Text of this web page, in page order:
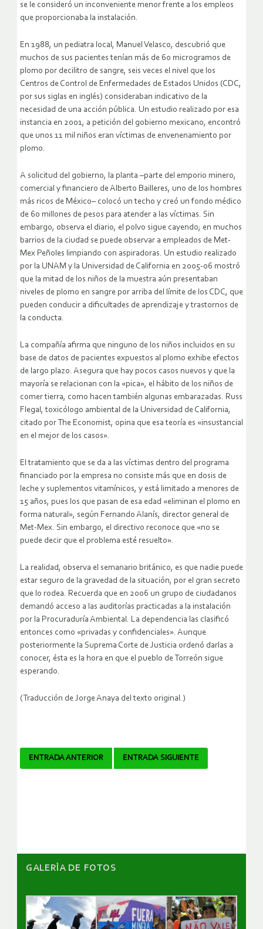
se le consideró un inconveniente menor frente a los empleos
que proporcionaba la instalación.
En 1988, un pediatra local, Manuel Velasco, descubrió que
muchos de sus pacientes tenían más de 60 microgramos de
plomo por decilitro de sangre, seis veces el nivel que los
Centros de Control de Enfermedades de Estados Unidos (CDC,
por sus siglas en inglés) consideraban indicativo de la
necesidad de una acción pública. Un estudio realizado por esa
instancia en 2001, a petición del gobierno mexicano, encontró
que unos 11 mil niños eran víctimas de envenenamiento por
plomo.
A solicitud del gobierno, la planta –parte del emporio minero,
comercial y financiero de Alberto Bailleres, uno de los hombres
más ricos de México– colocó un techo y creó un fondo médico
de 60 millones de pesos para atender a las víctimas. Sin
embargo, observa el diario, el polvo sigue cayendo; en muchos
barrios de la ciudad se puede observar a empleados de Met-
Mex Peñoles limpiando con aspiradoras. Un estudio realizado
por la UNAM y la Universidad de California en 2005-06 mostró
que la mitad de los niños de la muestra aún presentaban
niveles de plomo en sangre por arriba del límite de los CDC, que
pueden conducir a dificultades de aprendizaje y trastornos de
la conducta.
La compañía afirma que ninguno de los niños incluidos en su
base de datos de pacientes expuestos al plomo exhibe efectos
de largo plazo. Asegura que hay pocos casos nuevos y que la
mayoría se relacionan con la «pica», el hábito de los niños de
comer tierra, como hacen también algunas embarazadas. Russ
Flegal, toxicólogo ambiental de la Universidad de California,
citado por The Economist, opina que esa teoría es «insustancial
en el mejor de los casos».
El tratamiento que se da a las víctimas dentro del programa
financiado por la empresa no consiste más que en dosis de
leche y suplementos vitamínicos, y está limitado a menores de
15 años, pues los que pasan de esa edad «eliminan el plomo en
forma natural», según Fernando Alanís, director general de
Met-Mex. Sin embargo, el directivo reconoce que «no se
puede decir que el problema esté resuelto».
La realidad, observa el semanario británico, es que nadie puede
estar seguro de la gravedad de la situación, por el gran secreto
que lo rodea. Recuerda que en 2006 un grupo de ciudadanos
demandó acceso a las auditorías practicadas a la instalación
por la Procuraduría Ambiental. La dependencia las clasificó
entonces como «privadas y confidenciales». Aunque
posteriormente la Suprema Corte de Justicia ordenó darlas a
conocer, ésta es la hora en que el pueblo de Torreón sigue
esperando.
(Traducción de Jorge Anaya del texto original.)
Navegador
ENTRADA ANTERIOR ENTRADA SIGUIENTE
GALERÌA DE FOTOS